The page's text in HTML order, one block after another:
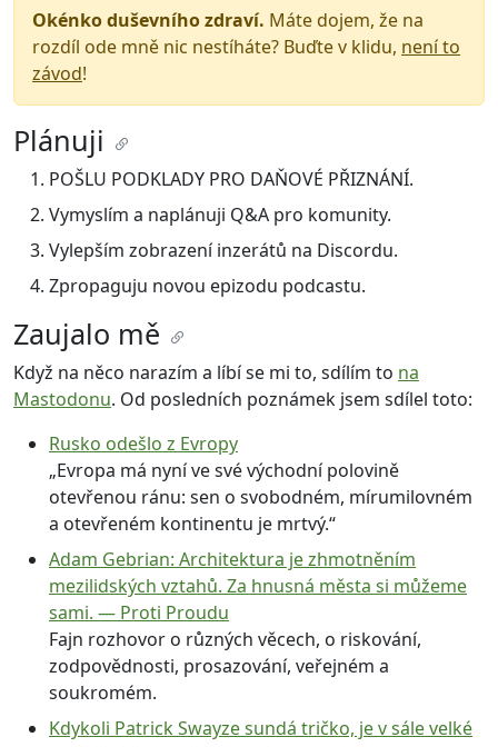
Okénko duševního zdraví. Máte dojem, že na
rozdíl ode mně nic nestíháte? Buďte v klidu, není to
závod!
Plánuji
POŠLU PODKLADY PRO DAŇOVÉ PŘIZNÁNÍ.
Vymyslím a naplánuji Q&A pro komunity.
Vylepším zobrazení inzerátů na Discordu.
Zpropaguju novou epizodu podcastu.
Zaujalo mě
Když na něco narazím a líbí se mi to, sdílím to na
Mastodonu. Od posledních poznámek jsem sdílel toto:
Rusko odešlo z Evropy
„Evropa má nyní ve své východní polovině
otevřenou ránu: sen o svobodném, mírumilovném
a otevřeném kontinentu je mrtvý.“
Adam Gebrian: Architektura je zhmotněním
mezilidských vztahů. Za hnusná města si můžeme
sami. — Proti Proudu
Fajn rozhovor o různých věcech, o riskování,
zodpovědnosti, prosazování, veřejném a
soukromém.
Kdykoli Patrick Swayze sundá tričko, je v sále velké